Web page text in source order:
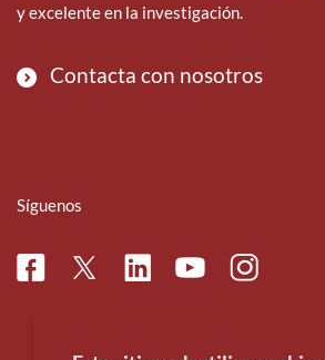
y excelente en la investigación.
Contacta con nosotros
Síguenos
FacebookTwitterLinkedinYoutubeInstagram